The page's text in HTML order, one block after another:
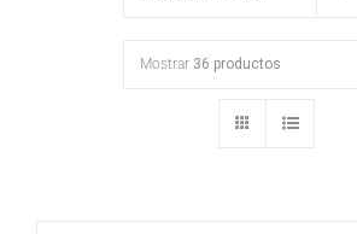
Mostrar 36 productos